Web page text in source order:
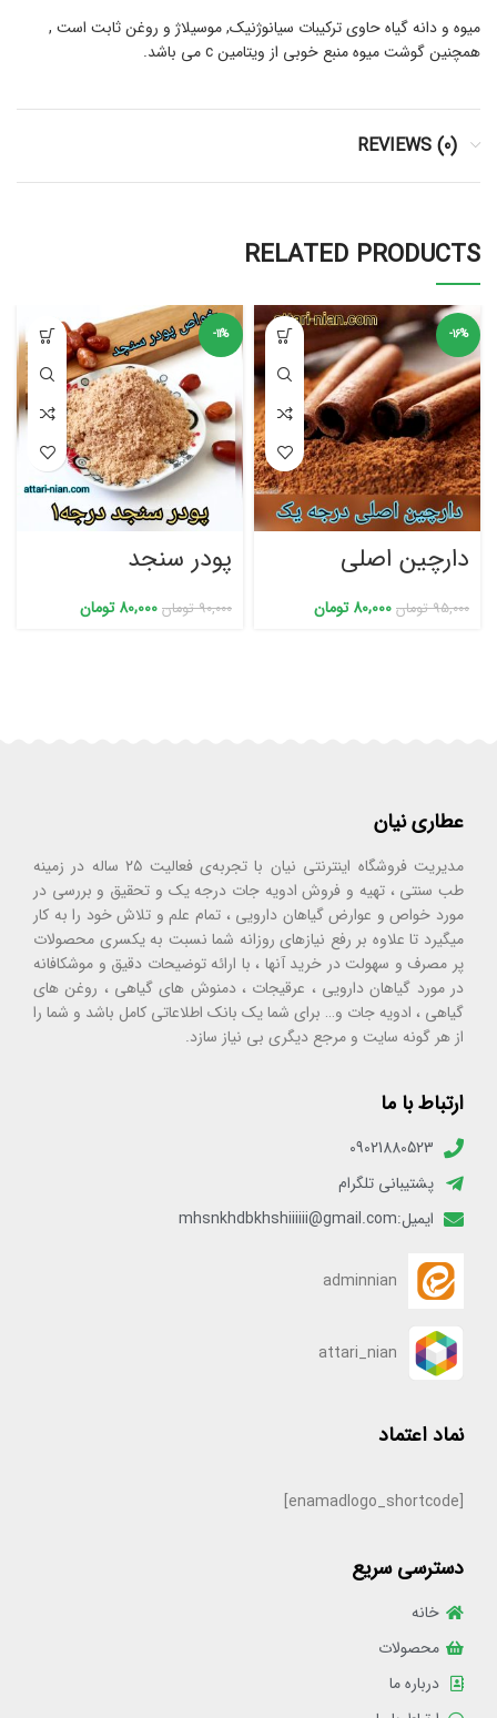
میوه و دانه گیاه حاوی ترکیبات سیانوژنیک, موسیلاژ و روغن ثابت است ,
همچنین گوشت میوه منبع خوبی از ویتامین c می باشد.
REVIEWS (0)
RELATED PRODUCTS
-16%
دارچین اصلی
95,000 تومان 80,000 تومان
-11%
پودر سنجد
90,000 تومان 80,000 تومان
عطاری نیان
مدیریت فروشگاه اینترنتی نیان با تجربه‌ی فعالیت ۲۵ ساله در زمینه
طب سنتی ، تهیه و فروش ادویه جات درجه یک و تحقیق و بررسی در
مورد خواص و عوارض گیاهان دارویی ، تمام علم و تلاش خود را به کار
میگیرد تا علاوه بر رفع نیازهای روزانه شما نسبت به یکسری محصولات
پر مصرف و سهولت در خرید آنها ، با ارائه توضیحات دقیق و موشکافانه
در مورد گیاهان دارویی ، عرقیجات ، دمنوش های گیاهی ، روغن های
گیاهی ، ادویه جات و… برای شما یک بانک اطلاعاتی کامل باشد و شما را
از هر گونه سایت و مرجع دیگری بی نیاز سازد.
ارتباط با ما
09021880523
پشتیبانی تلگرام
ایمیل:mhsnkhdbkhshiiiiii@gmail.com
adminnian
attari_nian
نماد اعتماد
[enamadlogo_shortcode]
دسترسی سریع
خانه
محصولات
درباره ما